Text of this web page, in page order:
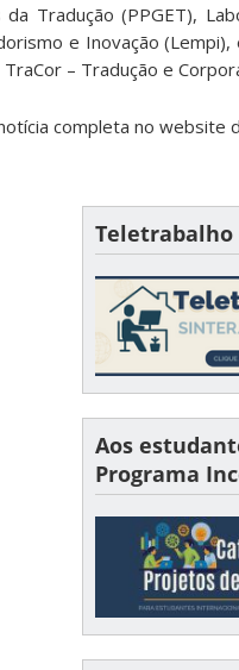
Tradução (PPGET),
e Inovação (Lempi),
– Tradução e
completa no website
Teletrabalho
Aos
Programa